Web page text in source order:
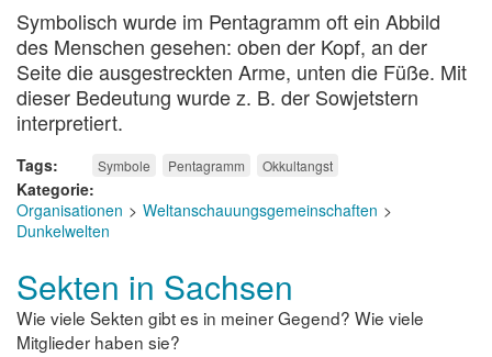
Symbolisch wurde im Pentagramm oft ein Abbild
des Menschen gesehen: oben der Kopf, an der
Seite die ausgestreckten Arme, unten die Füße. Mit
dieser Bedeutung wurde z. B. der Sowjetstern
interpretiert.
Tags Symbole Pentagramm Okkultangst
Kategorie
Organisationen
Weltanschauungsgemeinschaften
Dunkelwelten
Sekten in Sachsen
Wie viele Sekten gibt es in meiner Gegend? Wie viele
Mitglieder haben sie?